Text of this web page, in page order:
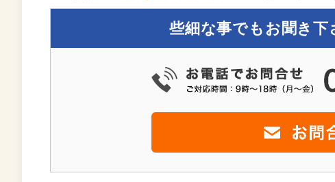
些細な事でもお聞き下